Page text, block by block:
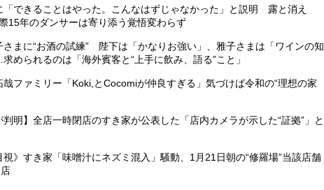
「できることはやった。こんなはずじゃなかった」と説明 露と消え
15年のダンサーは寄り添う覚悟変わらず
さまに“お酒の試練” 陛下は「かなりお強い」、雅子さまは「ワインの知
められるのは「海外賓客と“上手に飲み、語る”こと」
哉ファミリー「Koki,とCocomiが仲良すぎる」気づけば令和の“理想の家
判明】全店一時閉店のすき家が公表した「店内カメラが示した“証拠”」と
視》すき家「味噌汁にネズミ混入」騒動、1月21日朝の“修羅場”当該店舗